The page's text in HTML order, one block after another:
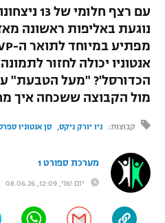
תוצאות
לוח שידורים
ברחבה
"מחצית בשכונה" –
הפועל תל אביב
הפועל חיפה
הפועל באר שבע
ליגה טורקית
ליגה סינית
ליגה ברזילאית
ליגות נוספות
דני אבדיה
ג'ודו
אגרוף
ספורט אולימפי
היאבקות WWE
אנטוניו יכולה לחזור
הכדורסל'? "מעל הטבעת"
מול הקבוצה ששכחה איך
קבוצות: ניו יורק ניקס סן אנטוניו
מערכת ספורט 1
יום שני, 12:09, 08.06.26